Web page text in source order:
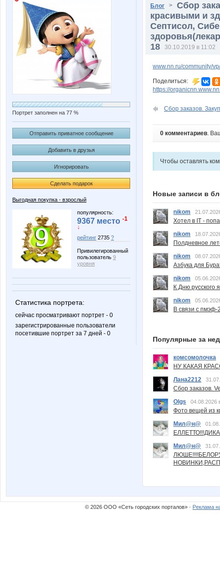
Портрет заполнен на 77 %
Отправить приватное сообщение
Добавить в друзья
Игнорировать
Сделать подарок
Выгодная покупка - взрослый
популярность:
9367 место -1
↓
рейтинг 2735 ?
Привилегированный
пользователь 9
уровня
Статистика портрета:
сейчас просматривают портрет - 0
зарегистрированные пользователи
посетившие портрет за 7 дней - 0
Блог > Сбор
красивыми и
Септисол,
18
30.10.2019 в 11:02
www.nn.ru/community/
Поделиться:
https://
Сбор заказов.
0 комментариев.
Чтобы оставлять
Новые записи в
nikom
Хотел в IT -
nikom
Полдневное
nikom
Азбука для
nikom
К Дню русского
nikom
В связи с пмэф-
Популярные за
комсомолочка
НУ КАКАЯ
Лана2212
Сбор заказов.
Olgs
04.08.2026
Фото вещей из
Мил@н@
Мил@н@
© 2026 ООО «Сеть городских порталов» · Реклама